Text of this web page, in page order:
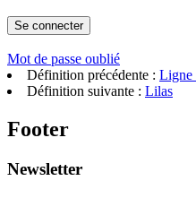
Mot de passe oublié
Définition précédente : Ligne
Définition suivante : Lilas
Footer
Newsletter